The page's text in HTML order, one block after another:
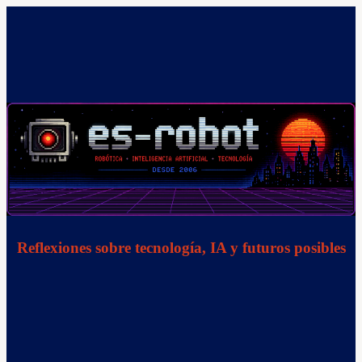
Reflexiones sobre tecnología, IA y futuros posibles